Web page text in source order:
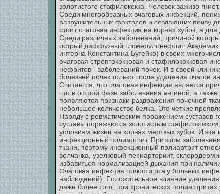
золотистого стафилококка. Человек заживо
Среди многообразных очаговых инфекций,
разрушительных факторов и создающих почву
стоит очаговая инфекция на корнях зубов, а
Среди различных заболеваний, причиной
острый диффузный гломерулонефрит. Академик
интерна Константина Бутейко) в своих
очаговая стрептококковая и стафилококковая
нефритов - заболеваний почек. И в своей
болезней почек только после удаления очагов
Считается, что очаговая инфекция является
что в острой фазе заболевания ангиной, а
появляются признаки раздражения почечной
небольшое количество белка. Это четкие
Наряду с ревматическим поражением суставов
суставы поражаются золотистым
условиям жизни на корнях мертвых зубов. И
инфекционный полиартрит. При этом
ткани, поэтому инфекционный полиартрит
волчанка, узелковый периартериит,
избавиться нормализацией дыхания при
Очаговая инфекция полости рта у больных
наблюдений). Положительное влияние
даже более того, при хронических